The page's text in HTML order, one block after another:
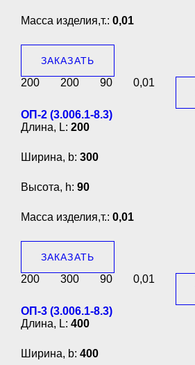
Масса изделия,т.: 0,01
ЗАКАЗАТЬ
200 200 90 0,01
ОП-2 (3.006.1-8.3)
Длина, L: 200
Ширина, b: 300
Высота, h: 90
Масса изделия,т.: 0,01
ЗАКАЗАТЬ
200 300 90 0,01
ОП-3 (3.006.1-8.3)
Длина, L: 400
Ширина, b: 400